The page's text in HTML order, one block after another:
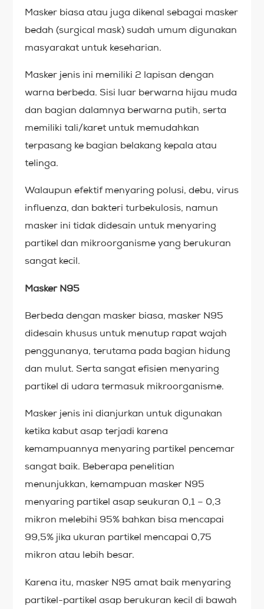
Masker biasa atau juga dikenal sebagai masker
bedah (surgical mask) sudah umum digunakan
masyarakat untuk keseharian.
Masker jenis ini memiliki 2 lapisan dengan
warna berbeda. Sisi luar berwarna hijau muda
dan bagian dalamnya berwarna putih, serta
memiliki tali/karet untuk memudahkan
terpasang ke bagian belakang kepala atau
telinga.
Walaupun efektif menyaring polusi, debu, virus
influenza, dan bakteri turbekulosis, namun
masker ini tidak didesain untuk menyaring
partikel dan mikroorganisme yang berukuran
sangat kecil.
Masker N95
Berbeda dengan masker biasa, masker N95
didesain khusus untuk menutup rapat wajah
penggunanya, terutama pada bagian hidung
dan mulut. Serta sangat efisien menyaring
partikel di udara termasuk mikroorganisme.
Masker jenis ini dianjurkan untuk digunakan
ketika kabut asap terjadi karena
kemampuannya menyaring partikel pencemar
sangat baik. Beberapa penelitian
menunjukkan, kemampuan masker N95
menyaring partikel asap seukuran 0,1 – 0,3
mikron melebihi 95% bahkan bisa mencapai
99,5% jika ukuran partikel mencapai 0,75
mikron atau lebih besar.
Karena itu, masker N95 amat baik menyaring
partikel-partikel asap berukuran kecil di bawah